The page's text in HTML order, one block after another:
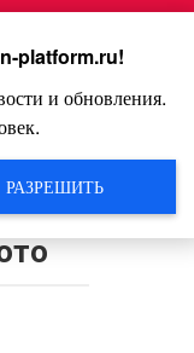
с
Instagram
platform.ru!
и обновления.
РАЗРЕШИТЬ